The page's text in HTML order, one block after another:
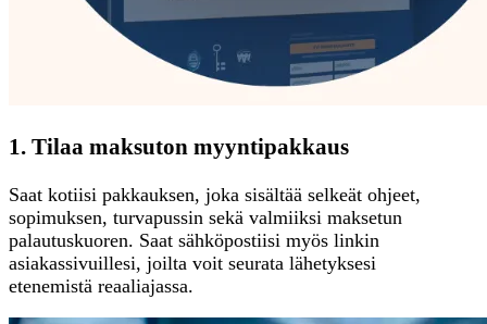
1. Tilaa maksuton myyntipakkaus
Saat kotiisi pakkauksen, joka sisältää selkeät ohjeet,
sopimuksen, turvapussin sekä valmiiksi maksetun
palautuskuoren. Saat sähköpostiisi myös linkin
asiakassivuillesi, joilta voit seurata lähetyksesi
etenemistä reaaliajassa.